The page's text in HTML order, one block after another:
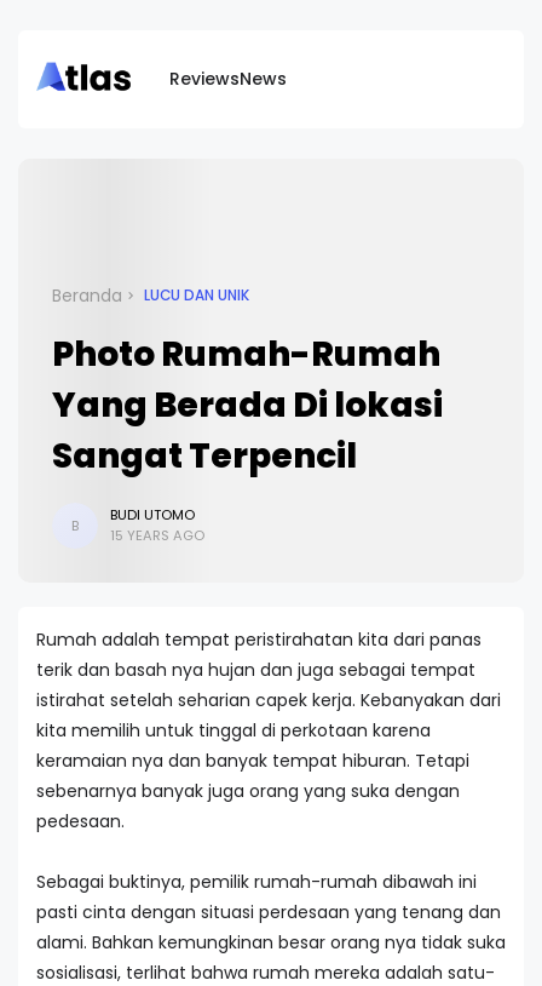
ReviewsNews
Beranda LUCU DAN UNIK
Photo Rumah-Rumah
Yang Berada Di lokasi
Sangat Terpencil
B
BUDI UTOMO
15 YEARS AGO
Rumah adalah tempat peristirahatan kita dari panas
terik dan basah nya hujan dan juga sebagai tempat
istirahat setelah seharian capek kerja. Kebanyakan dari
kita memilih untuk tinggal di perkotaan karena
keramaian nya dan banyak tempat hiburan. Tetapi
sebenarnya banyak juga orang yang suka dengan
pedesaan.
Sebagai buktinya, pemilik rumah-rumah dibawah ini
pasti cinta dengan situasi perdesaan yang tenang dan
alami. Bahkan kemungkinan besar orang nya tidak suka
sosialisasi, terlihat bahwa rumah mereka adalah satu-